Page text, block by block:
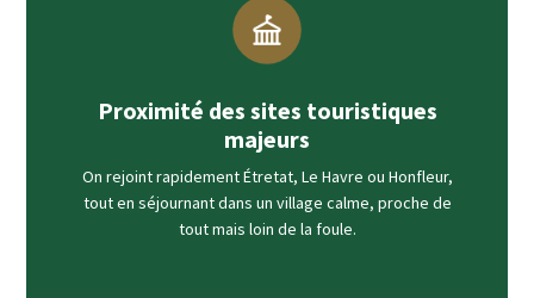
Proximité des sites touristiques
majeurs
On rejoint rapidement Étretat, Le Havre ou Honfleur,
tout en séjournant dans un village calme, proche de
tout mais loin de la foule.